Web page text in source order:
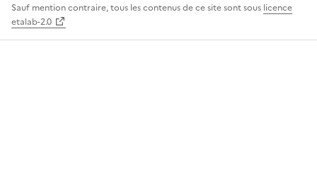
Sauf mention contraire, tous les contenus de ce site sont sous licence
etalab-2.0